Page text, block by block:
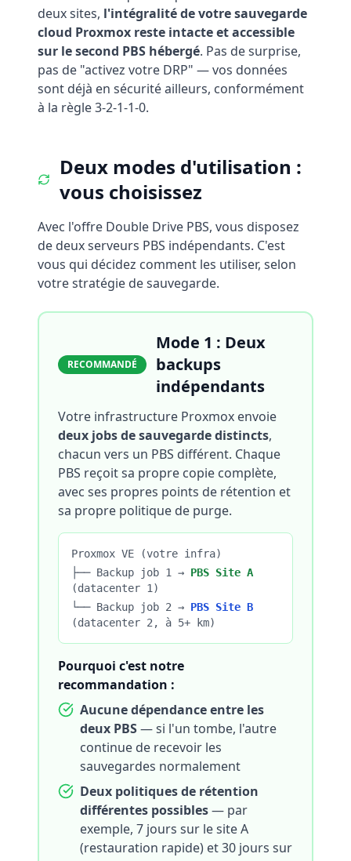
deux sites, l'intégralité de votre sauvegarde
cloud Proxmox reste intacte et accessible
sur le second PBS hébergé. Pas de surprise,
pas de "activez votre DRP" — vos données
sont déjà en sécurité ailleurs, conformément
à la règle 3-2-1-1-0.
Deux modes d'utilisation :
vous choisissez
Avec l'offre Double Drive PBS, vous disposez
de deux serveurs PBS indépendants. C'est
vous qui décidez comment les utiliser, selon
votre stratégie de sauvegarde.
RECOMMANDÉ
Mode 1 : Deux
backups
indépendants
Votre infrastructure Proxmox envoie
deux jobs de sauvegarde distincts,
chacun vers un PBS différent. Chaque
PBS reçoit sa propre copie complète,
avec ses propres points de rétention et
sa propre politique de purge.
Proxmox VE (votre infra)
├── Backup job 1 → PBS Site A
(datacenter 1)
└── Backup job 2 → PBS Site B
(datacenter 2, à 5+ km)
Pourquoi c'est notre
recommandation :
Aucune dépendance entre les
deux PBS— si l'un tombe, l'autre
continue de recevoir les
sauvegardes normalement
Deux politiques de rétention
différentes possibles— par
exemple, 7 jours sur le site A
(restauration rapide) et 30 jours sur